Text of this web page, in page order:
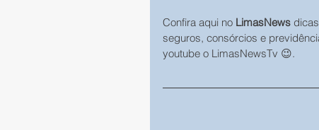
Confira aqui no LimasNews
seguros, consórcios e
youtube o LimasNewsTv 😉.